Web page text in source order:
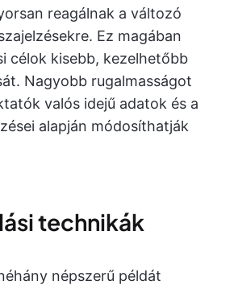
reagálnak a változó
Ez magában
célok kisebb, kezelhetőbb
Nagyobb rugalmasságot
valós idejű adatok és a
alapján módosíthatják
technikák
népszerű példát